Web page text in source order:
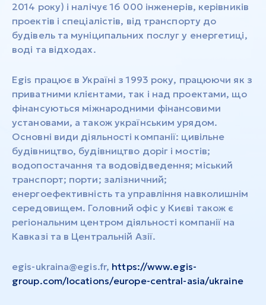
2014 року) і налічує 16 000 інженерів, керівників
проектів і спеціалістів, від транспорту до
будівель та муніципальних послуг у енергетиці,
воді та відходах.
Egis працює в Україні з 1993 року, працюючи як з
приватними клієнтами, так і над проектами, що
фінансуються міжнародними фінансовими
установами, а також українським урядом.
Основні види діяльності компанії: цивільне
будівництво, будівництво доріг і мостів;
водопостачання та водовідведення; міський
транспорт; порти; залізничний;
енергоефективність та управління навколишнім
середовищем. Головний офіс у Києві також є
регіональним центром діяльності компанії на
Кавказі та в Центральній Азії.
egis-ukraina@egis.fr, https://www.egis-
group.com/locations/europe-central-asia/ukraine